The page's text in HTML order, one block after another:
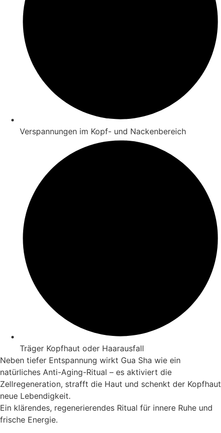
Verspannungen im Kopf- und Nackenbereich
Träger Kopfhaut oder Haarausfall
Neben tiefer Entspannung wirkt Gua Sha wie ein
natürliches Anti-Aging-Ritual – es aktiviert die
Zellregeneration, strafft die Haut und schenkt der Kopfhaut
neue Lebendigkeit.
Ein klärendes, regenerierendes Ritual für innere Ruhe und
frische Energie.